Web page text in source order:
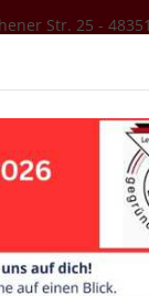
Str. 25 -